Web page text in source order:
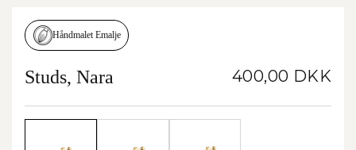
Håndmalet Emalje
Studs, Nara 400,00 DKK